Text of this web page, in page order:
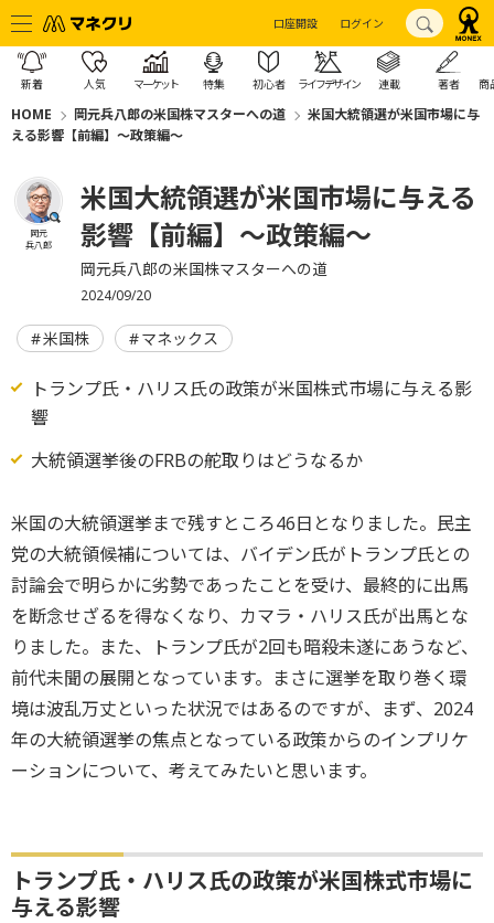
口座開設 ログイン
新着 人気 マーケット 特集 初心者 ライフデザイン 連載 著者 商
HOME 岡元兵八郎の米国株マスターへの道
米国大統領選が米国市場に与
える影響【前編】～政策編～
岡元
兵八郎
米国大統領選が米国市場に与える
影響【前編】～政策編～
岡元兵八郎の米国株マスターへの道
2024/09/20
米国株 マネックス
トランプ氏・ハリス氏の政策が米国株式市場に与える影
響
大統領選挙後のFRBの舵取りはどうなるか
米国の大統領選挙まで残すところ46日となりました。民主
党の大統領候補については、バイデン氏がトランプ氏との
討論会で明らかに劣勢であったことを受け、最終的に出馬
を断念せざるを得なくなり、カマラ・ハリス氏が出馬とな
りました。また、トランプ氏が2回も暗殺未遂にあうなど、
前代未聞の展開となっています。まさに選挙を取り巻く環
境は波乱万丈といった状況ではあるのですが、まず、2024
年の大統領選挙の焦点となっている政策からのインプリケ
ーションについて、考えてみたいと思います。
トランプ氏・ハリス氏の政策が米国株式市場に
与える影響